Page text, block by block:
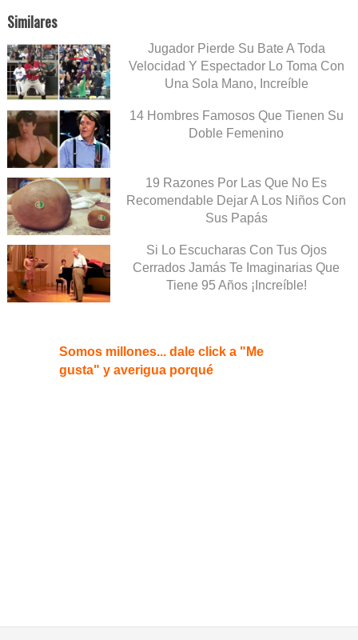
Similares
Jugador Pierde Su Bate A Toda
Velocidad Y Espectador Lo Toma Con
Una Sola Mano, Increíble
14 Hombres Famosos Que Tienen Su
Doble Femenino
19 Razones Por Las Que No Es
Recomendable Dejar A Los Niños Con
Sus Papás
Si Lo Escucharas Con Tus Ojos
Cerrados Jamás Te Imaginarias Que
Tiene 95 Años ¡Increíble!
Somos millones... dale click a "Me
gusta" y averigua porqué